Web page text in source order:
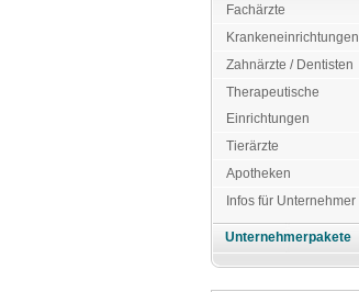
Fachärzte
Krankeneinrichtungen
Zahnärzte / Dentisten
Therapeutische
Einrichtungen
Tierärzte
Apotheken
Infos für Unternehmer
Unternehmerpakete